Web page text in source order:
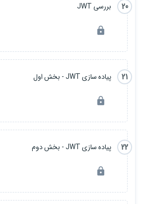
20 بررسی JWT
21 پیاده سازی JWT - بخش اول
22 پیاده سازی JWT - بخش دوم